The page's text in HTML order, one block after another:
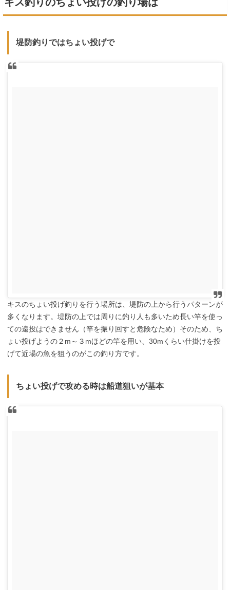
堤防釣りではちょい投げで
キスのちょい投げ釣りを行う場所は、堤防の上から行うパターンが
多くなります。堤防の上では周りに釣り人も多いため長い竿を使っ
ての遠投はできません（竿を振り回すと危険なため）そのため、ち
ょい投げようの２m～３mほどの竿を用い、30mくらい仕掛けを投
げて近場の魚を狙うのがこの釣り方です。
ちょい投げで攻める時は船道狙いが基本